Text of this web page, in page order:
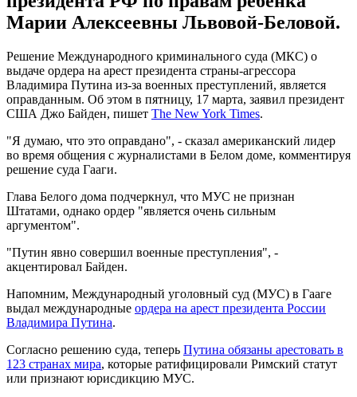
Марии Алексеевны Львовой-Беловой.
Решение Международного криминального суда (МКС) о
выдаче ордера на арест президента страны-агрессора
Владимира Путина из-за военных преступлений, является
оправданным. Об этом в пятницу, 17 марта, заявил президент
США Джо Байден, пишет The New York Times.
"Я думаю, что это оправдано", - сказал американский лидер
во время общения с журналистами в Белом доме, комментируя
решение суда Гааги.
Глава Белого дома подчеркнул, что МУС не признан
Штатами, однако ордер "является очень сильным
аргументом".
"Путин явно совершил военные преступления", -
акцентировал Байден.
Напомним, Международный уголовный суд (МУС) в Гааге
выдал международные ордера на арест президента России
Владимира Путина.
Согласно решению суда, теперь Путина обязаны арестовать в
123 странах мира, которые ратифицировали Римский статут
или признают юрисдикцию МУС.